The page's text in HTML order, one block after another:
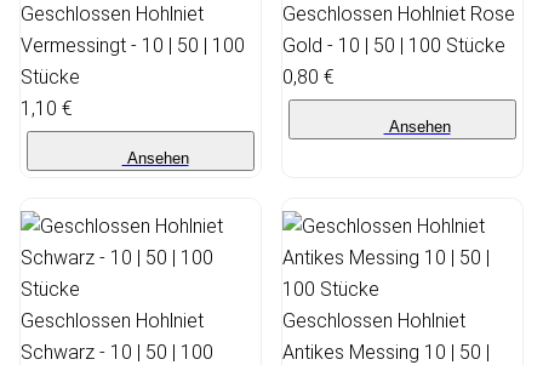
Geschlossen Hohlniet
Vermessingt - 10 | 50 | 100
Stücke
1,10 €
Ansehen
Geschlossen Hohlniet Rose
Gold - 10 | 50 | 100 Stücke
0,80 €
Ansehen
Geschlossen Hohlniet
Schwarz - 10 | 50 | 100
Geschlossen Hohlniet
Antikes Messing 10 | 50 |